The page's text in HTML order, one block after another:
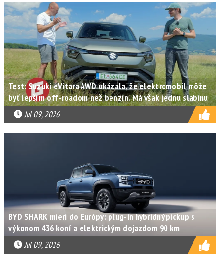
Test: Suzuki eVitara AWD ukázala, že elektromobil môže
byť lepším off-roadom než benzín. Má však jednu slabinu
Jul 09, 2026
BYD SHARK mieri do Európy: plug-in hybridný pickup s
výkonom 436 koní a elektrickým dojazdom 90 km
Jul 09, 2026